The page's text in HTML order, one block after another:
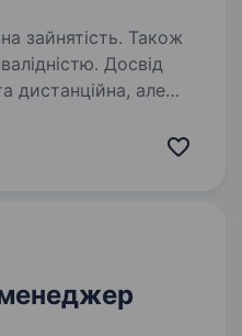
зайнятість. Також
Досвід